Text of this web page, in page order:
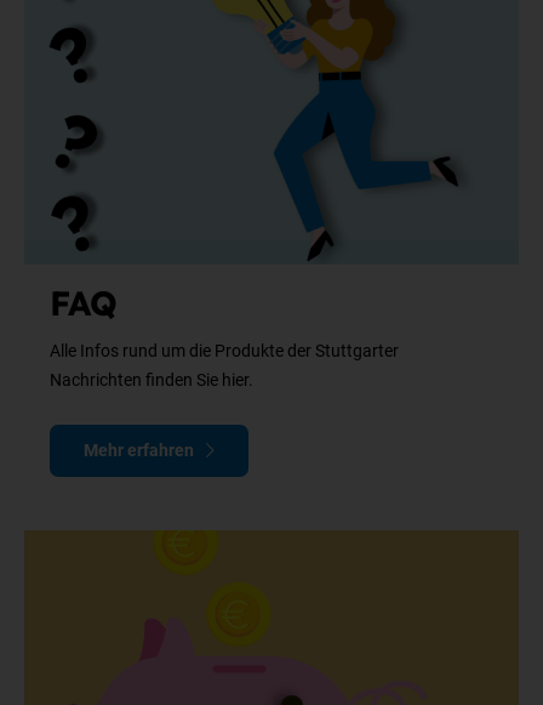
FAQ
Alle Infos rund um die Produkte der Stuttgarter
Nachrichten finden Sie hier.
Mehr erfahren